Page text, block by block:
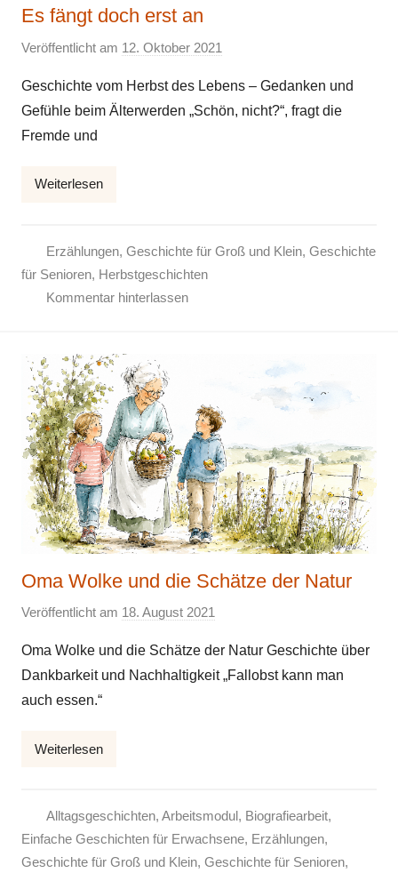
Es fängt doch erst an
Veröffentlicht am 12. Oktober 2021
n
E
Geschichte vom Herbst des Lebens – Gedanken und
Gefühle beim Älterwerden „Schön, nicht?“, fragt die
Fremde und
Weiterlesen
Erzählungen, Geschichte für Groß und Klein, Geschichte
für Senioren, Herbstgeschichten
Kommentar hinterlassen
Oma Wolke und die Schätze der Natur
Veröffentlicht am 18. August 2021
n
E
Oma Wolke und die Schätze der Natur Geschichte über
Dankbarkeit und Nachhaltigkeit „Fallobst kann man
auch essen.“
Weiterlesen
Alltagsgeschichten, Arbeitsmodul , Biografiearbeit,
Einfache Geschichten für Erwachsene, Erzählungen,
Geschichte für Groß und Klein, Geschichte für Senioren,